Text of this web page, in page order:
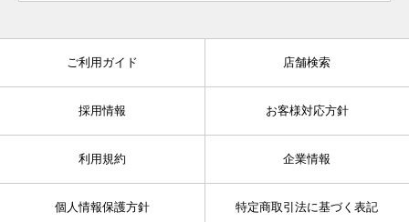
ご利用ガイド 店舗検索
採用情報 お客様対応方針
利用規約 企業情報
個人情報保護方針 特定商取引法に基づく表記